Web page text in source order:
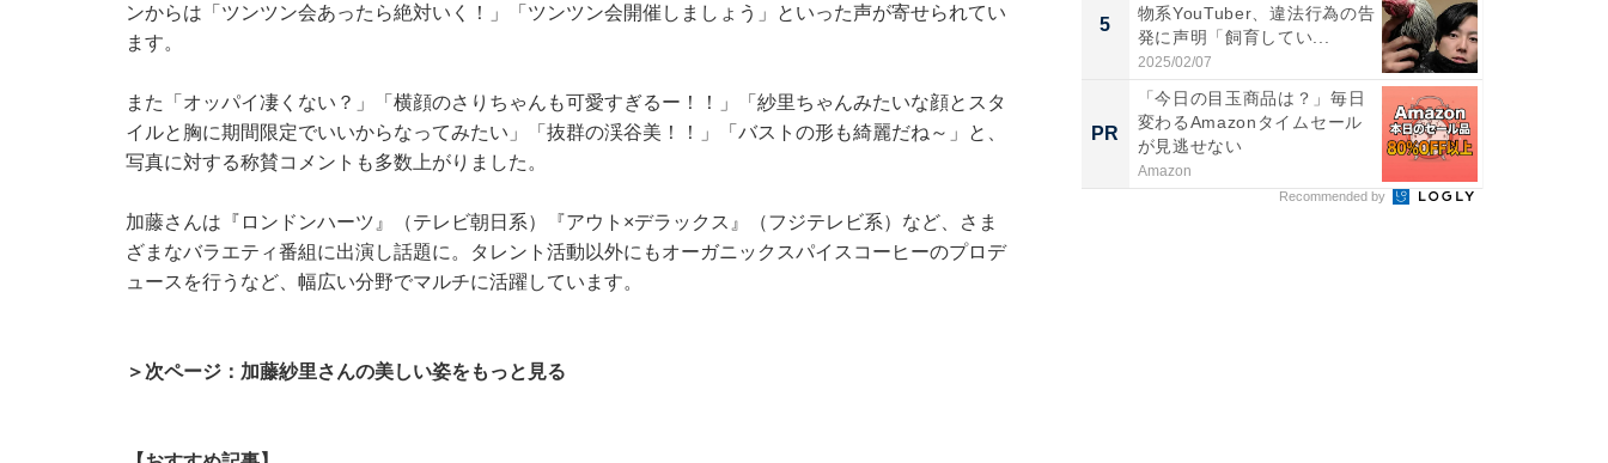
ンからは「ツンツン会あったら絶対いく！」「ツンツン会開催しましょう」といった声が寄せられてい
ます。
また「オッパイ凄くない？」「横顔のさりちゃんも可愛すぎるー！！」「紗里ちゃんみたいな顔とスタ
イルと胸に期間限定でいいからなってみたい」「抜群の渓谷美！！」「バストの形も綺麗だね～」と、
写真に対する称賛コメントも多数上がりました。
加藤さんは『ロンドンハーツ』（テレビ朝日系）『アウト×デラックス』（フジテレビ系）など、さま
ざまなバラエティ番組に出演し話題に。タレント活動以外にもオーガニックスパイスコーヒーのプロデ
ュースを行うなど、幅広い分野でマルチに活躍しています。
＞次ページ：加藤紗里さんの美しい姿をもっと見る
5
物系YouTuber、違法行為の告
発に声明「飼育してい...
2025/02/07
PR
「今日の目玉商品は？」毎日
変わるAmazonタイムセール
が見逃せない
Amazon
Recommended by